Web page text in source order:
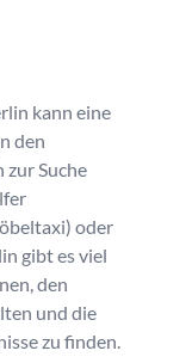
kann eine
den
Suche
oder
gibt es viel
den
und die
zu finden.